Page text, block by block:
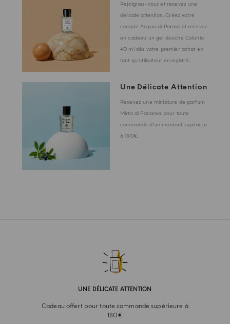
Rejoignez-nous et recevez une
délicate attention. Créez votre
compte Acqua di Parma et recevez
en cadeau un gel douche Colonia
40 ml dès votre premier achat en
tant qu'utilisateur enregistré.
Une Délicate Attention
Recevez une miniature de parfum
Mirto di Panarea pour toute
commande d'un montant supérieur
à 180€.
UNE DÉLICATE ATTENTION
Cadeau offert pour toute commande supérieure à
180€